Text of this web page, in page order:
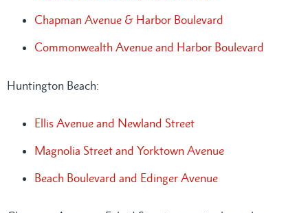
Chapman Avenue & Harbor Boulevard
Commonwealth Avenue and Harbor Boulevard
Huntington Beach:
Ellis Avenue and Newland Street
Magnolia Street and Yorktown Avenue
Beach Boulevard and Edinger Avenue